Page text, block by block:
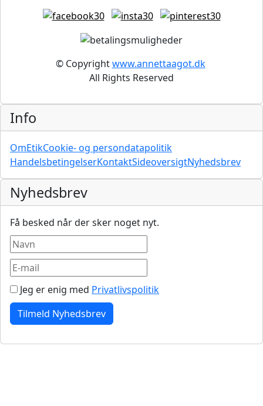
© Copyrightwww.annettaagot.dk
All Rights Reserved
Info
OmEtikCookie- og persondatapolitik
HandelsbetingelserKontaktSideoversigtNyhedsbrev
Nyhedsbrev
Få besked når der sker noget nyt.
Jeg er enig med Privatlivspolitik
Tilmeld Nyhedsbrev